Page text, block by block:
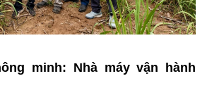
minh: Nhà máy vận hành